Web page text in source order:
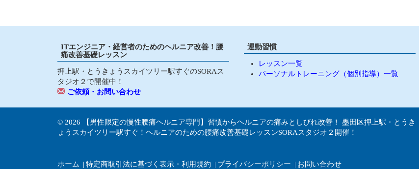
ITエンジニア・経営者のためのヘルニア改善！腰
痛改善基礎レッスン
押上駅・とうきょうスカイツリー駅すぐのSORAス
タジオ２で開催中！
ご依頼・お問い合わせ
運動習慣
レッスン一覧
パーソナルトレーニング（個別指導）一覧
© 2026
【男性限定の慢性腰痛ヘルニア専門】習慣からヘルニアの痛みとしびれ改善！ 墨田区押上駅・とうき
ょうスカイツリー駅すぐ！ヘルニアのための腰痛改善基礎レッスンSORAスタジオ２開催！
ホーム 特定商取引法に基づく表示・利用規約 プライバシーポリシー お問い合わせ